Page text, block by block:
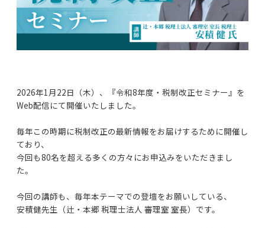
2026年1月22日（木）、『令和8年度・税制改正セミナー』を
Web配信にて開催いたしました。
毎年この時期に税制改正の最新情報をお届けするために開催し
ており、
今回も80名を超える多くの方々にお申込みをいただきまし
た。
今回の講師も、毎年本テーマでの登壇をお願いしている、
安積健先生（辻・本郷 税理士法人 審理室 室長）です。